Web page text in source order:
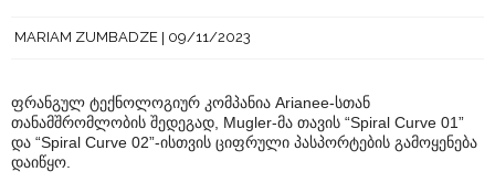
MARIAM ZUMBADZE 09/11/2023
ფრანგულ ტექნოლოგიურ კომპანია Arianee-სთან
თანამშრომლობის შედეგად, Mugler-მა თავის “Spiral Curve 01”
და “Spiral Curve 02”-ისთვის ციფრული პასპორტების გამოყენება
დაიწყო.